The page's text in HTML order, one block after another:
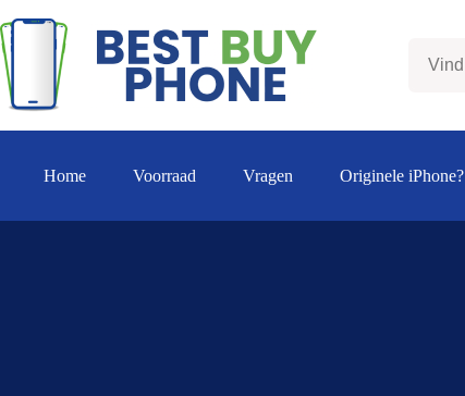
naar
de
inhoud
Home Voorraad Vragen Originele iPhone?